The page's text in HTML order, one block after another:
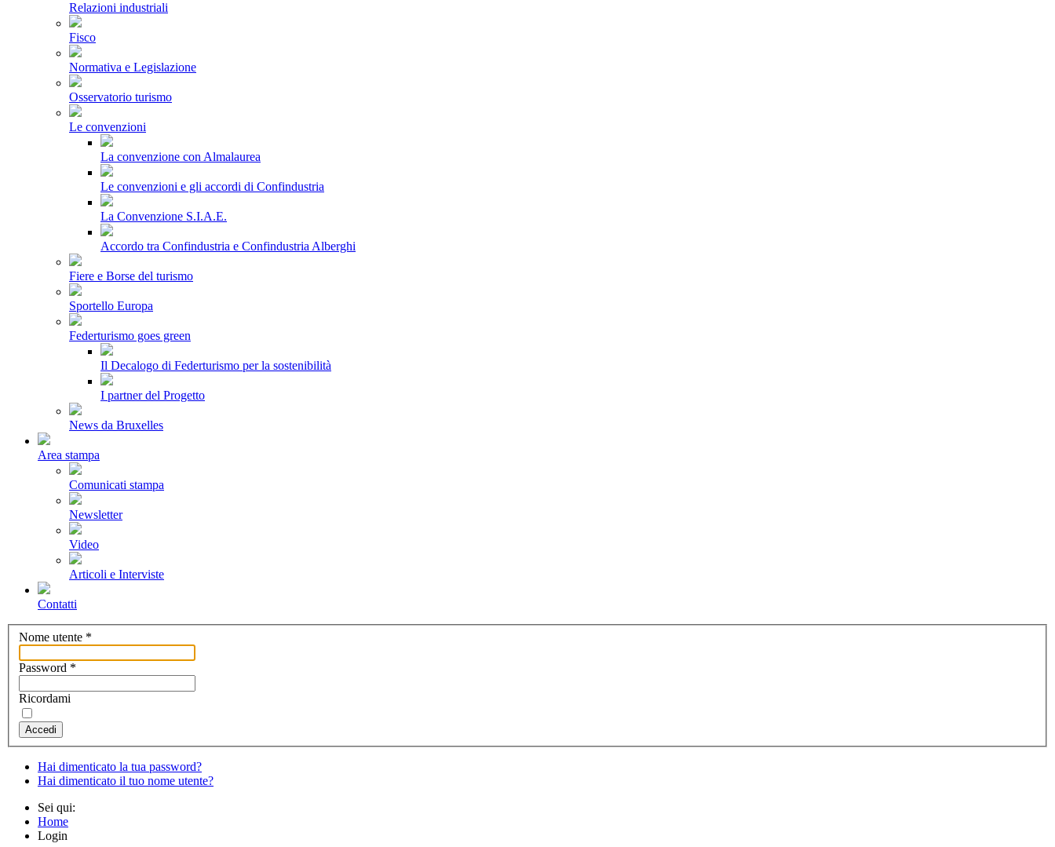
Relazioni industriali
Fisco
Normativa e Legislazione
Osservatorio turismo
Le convenzioni
La convenzione con Almalaurea
Le convenzioni e gli accordi di Confindustria
La Convenzione S.I.A.E.
Accordo tra Confindustria e Confindustria Alberghi
Fiere e Borse del turismo
Sportello Europa
Federturismo goes green
Il Decalogo di Federturismo per la sostenibilità
I partner del Progetto
News da Bruxelles
Area stampa
Comunicati stampa
Newsletter
Video
Articoli e Interviste
Contatti
Nome utente *
Password *
Ricordami
Accedi
Hai dimenticato la tua password?
Hai dimenticato il tuo nome utente?
Sei qui:
Home
Login